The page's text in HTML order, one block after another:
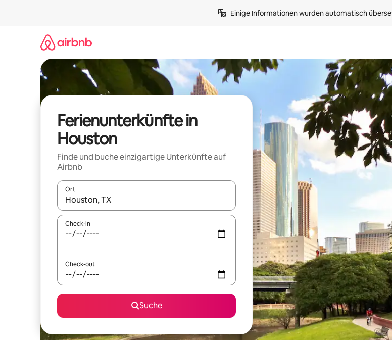
Einige Informationen wurden automatisch
Ferienunterkünfte in
Houston
Finde und buche einzigartige Unterkünfte auf
Airbnb
Ort
Wenn Ergebnisse verfügbar sind, navigiere mit den Pfeiltasten nach oben und unten oder erkunde
Check-in
Check-out
Suche